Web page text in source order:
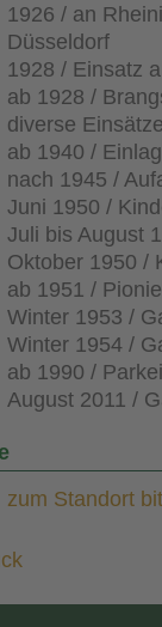
1926 / an
Düsseldorf
1928 / Einsatz
ab 1928 /
diverse
ab 1940 /
nach 1945 /
Juni 1950 /
Juli bis August
Oktober 1950 /
ab 1951 /
Winter 1953 /
Winter 1954 /
ab 1990 /
August 2011 /
zum Standort